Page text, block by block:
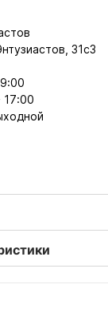
31с3
17:00